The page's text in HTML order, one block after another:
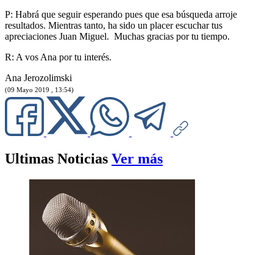
P: Habrá que seguir esperando pues que esa búsqueda arroje
resultados. Mientras tanto, ha sido un placer escuchar tus
apreciaciones Juan Miguel. Muchas gracias por tu tiempo.
R: A vos Ana por tu interés.
Ana Jerozolimski
(09 Mayo 2019 , 13:54)
Ultimas Noticias Ver más